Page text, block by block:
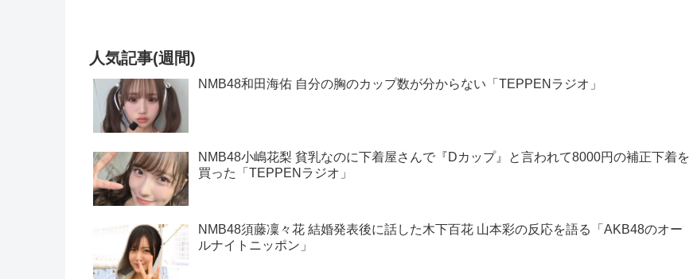
人気記事(週間)
NMB48和田海佑 自分の胸のカップ数が分からない「TEPPENラジオ」
NMB48小嶋花梨 貧乳なのに下着屋さんで『Dカップ』と言われて8000円の補正下着を
買った「TEPPENラジオ」
NMB48須藤凜々花 結婚発表後に話した木下百花 山本彩の反応を語る「AKB48のオー
ルナイトニッポン」